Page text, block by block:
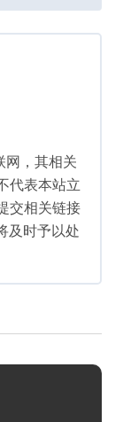
网，其相关
代表本站立
交相关链接
及时予以处